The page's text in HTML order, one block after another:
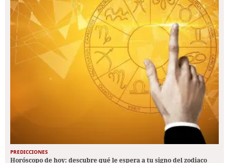
PREDICCIONES
Horóscopo de hoy: descubre qué le espera a tu signo del zodiaco